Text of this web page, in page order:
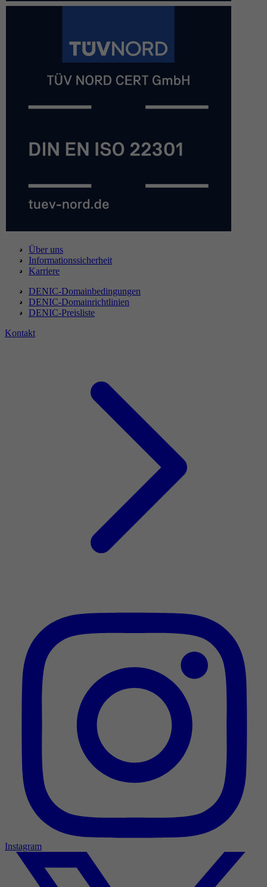
Über uns
Informationssicherheit
Karriere
DENIC-Domainbedingungen
DENIC-Domainrichtlinien
DENIC-Preisliste
Kontakt
Instagram